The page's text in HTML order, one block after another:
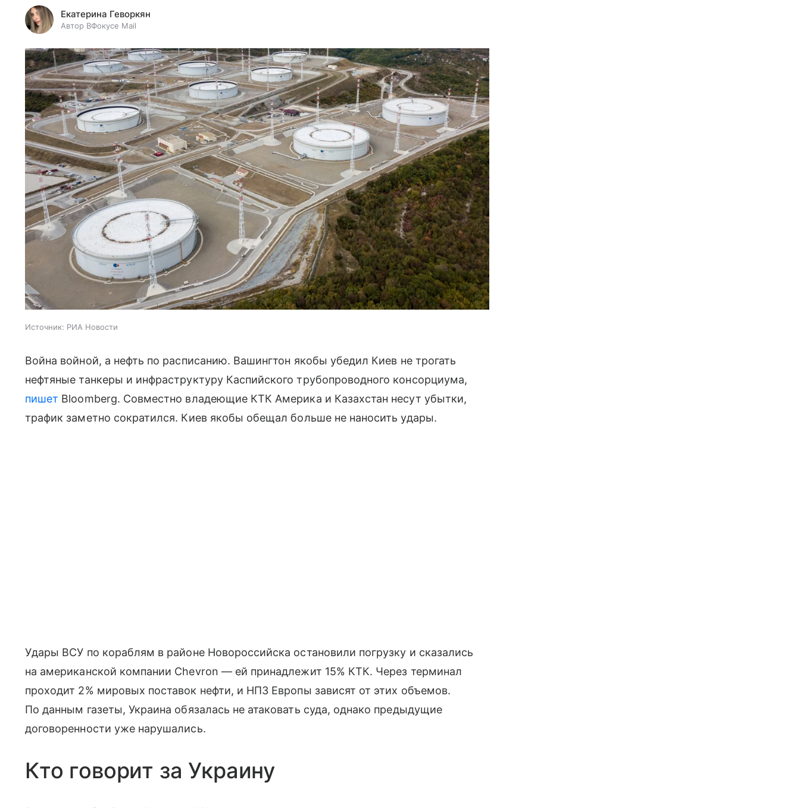
Екатерина Геворкян
Автор ВФокусе Mail
Источник: РИА Новости
Война войной, а нефть по расписанию. Вашингтон якобы убедил Киев не трогать
нефтяные танкеры и инфраструктуру Каспийского трубопроводного консорциума,
пишет Bloomberg. Совместно владеющие КТК Америка и Казахстан несут убытки,
трафик заметно сократился. Киев якобы обещал больше не наносить удары.
Удары ВСУ по кораблям в районе Новороссийска остановили погрузку и сказались
на американской компании Chevron — ей принадлежит 15% КТК. Через терминал
проходит 2% мировых поставок нефти, и НПЗ Европы зависят от этих объемов.
По данным газеты, Украина обязалась не атаковать суда, однако предыдущие
договоренности уже нарушались.
Кто говорит за Украину